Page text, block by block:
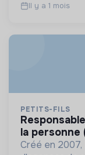
Il y a 1 mois
PETITS-FILS
responsable d'agence dans les services à
la personne
Créé en